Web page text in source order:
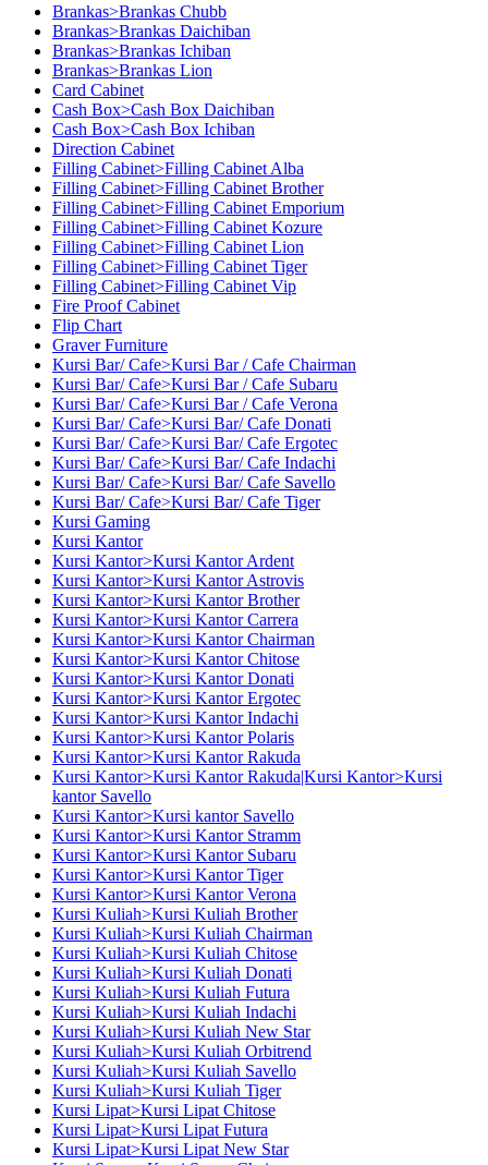
Brankas>Brankas Chubb
Brankas>Brankas Daichiban
Brankas>Brankas Ichiban
Brankas>Brankas Lion
Card Cabinet
Cash Box>Cash Box Daichiban
Cash Box>Cash Box Ichiban
Direction Cabinet
Filling Cabinet>Filling Cabinet Alba
Filling Cabinet>Filling Cabinet Brother
Filling Cabinet>Filling Cabinet Emporium
Filling Cabinet>Filling Cabinet Kozure
Filling Cabinet>Filling Cabinet Lion
Filling Cabinet>Filling Cabinet Tiger
Filling Cabinet>Filling Cabinet Vip
Fire Proof Cabinet
Flip Chart
Graver Furniture
Kursi Bar/ Cafe>Kursi Bar / Cafe Chairman
Kursi Bar/ Cafe>Kursi Bar / Cafe Subaru
Kursi Bar/ Cafe>Kursi Bar / Cafe Verona
Kursi Bar/ Cafe>Kursi Bar/ Cafe Donati
Kursi Bar/ Cafe>Kursi Bar/ Cafe Ergotec
Kursi Bar/ Cafe>Kursi Bar/ Cafe Indachi
Kursi Bar/ Cafe>Kursi Bar/ Cafe Savello
Kursi Bar/ Cafe>Kursi Bar/ Cafe Tiger
Kursi Gaming
Kursi Kantor
Kursi Kantor>Kursi Kantor Ardent
Kursi Kantor>Kursi Kantor Astrovis
Kursi Kantor>Kursi Kantor Brother
Kursi Kantor>Kursi Kantor Carrera
Kursi Kantor>Kursi Kantor Chairman
Kursi Kantor>Kursi Kantor Chitose
Kursi Kantor>Kursi Kantor Donati
Kursi Kantor>Kursi Kantor Ergotec
Kursi Kantor>Kursi Kantor Indachi
Kursi Kantor>Kursi Kantor Polaris
Kursi Kantor>Kursi Kantor Rakuda
Kursi Kantor>Kursi Kantor Rakuda|Kursi Kantor>Kursi
kantor Savello
Kursi Kantor>Kursi kantor Savello
Kursi Kantor>Kursi Kantor Stramm
Kursi Kantor>Kursi Kantor Subaru
Kursi Kantor>Kursi Kantor Tiger
Kursi Kantor>Kursi Kantor Verona
Kursi Kuliah>Kursi Kuliah Brother
Kursi Kuliah>Kursi Kuliah Chairman
Kursi Kuliah>Kursi Kuliah Chitose
Kursi Kuliah>Kursi Kuliah Donati
Kursi Kuliah>Kursi Kuliah Futura
Kursi Kuliah>Kursi Kuliah Indachi
Kursi Kuliah>Kursi Kuliah New Star
Kursi Kuliah>Kursi Kuliah Orbitrend
Kursi Kuliah>Kursi Kuliah Savello
Kursi Kuliah>Kursi Kuliah Tiger
Kursi Lipat>Kursi Lipat Chitose
Kursi Lipat>Kursi Lipat Futura
Kursi Lipat>Kursi Lipat New Star